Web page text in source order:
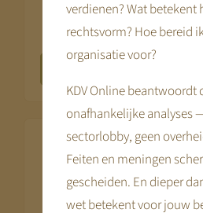
Presenteer het dagritme
verdienen? Wat betekent
rechtsvorm? Hoe bereid
organisatie voor?
KDV Online beantwoordt
onafhankelijke analyses
sectorlobby, geen
Feiten en meningen
gescheiden. En dieper
wet betekent voor jouw